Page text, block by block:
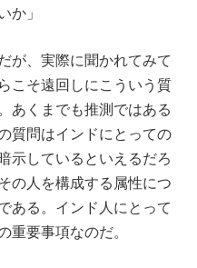
か」
が、実際に聞かれてみて
こそ遠回しにこういう質
あくまでも推測ではある
質問はインドにとっての
示しているといえるだろ
の人を構成する属性につ
ある。インド人にとって
重要事項なのだ。